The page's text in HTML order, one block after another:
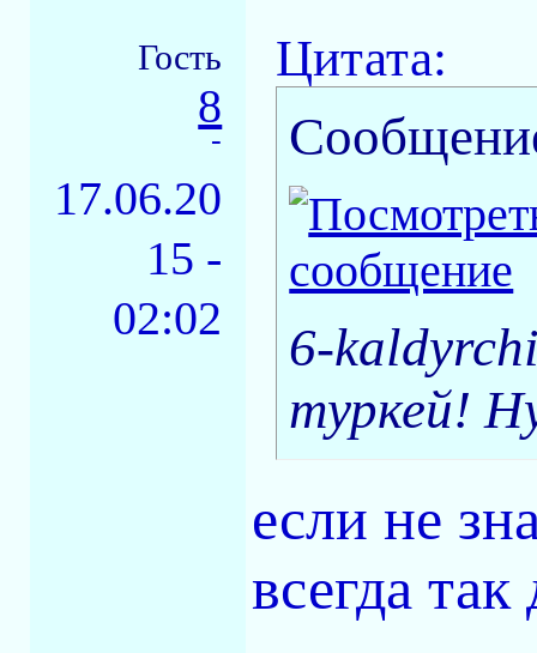
Гость
8
-
17.06.20
15 -
02:02
Цитата:
6-
туркей!
если не
всегда